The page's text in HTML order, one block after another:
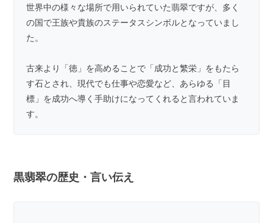
世界中の様々な場所で用いられていた翡翠ですが、多く
の国で王族や貴族のステータスシンボルとなっていまし
た。
古来より「徳」を高めることで「成功と繁栄」をもたら
す石とされ、現代でも仕事や恋愛など、あらゆる「目
標」を成功へ導く手助けになってくれると言われていま
す。
黒翡翠の歴史・言い伝え